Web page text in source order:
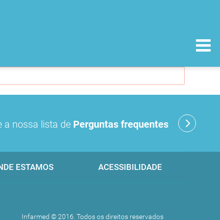
a nossa lista de Perguntas frequentes
ESTAMOS ACESSIBILIDADE
Infarmed © 2016. Todos os direitos reservados